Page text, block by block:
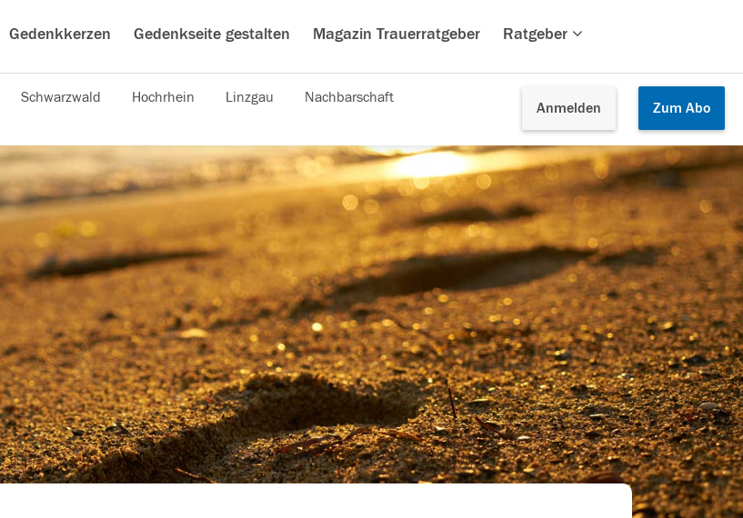
Gedenkkerzen Gedenkseite gestalten Magazin Trauerratgeber Ratgeber
Anmelden Zum Abo
Schwarzwald Hochrhein Linzgau Nachbarschaft